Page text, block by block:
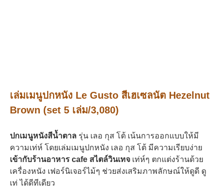
เล่มเมนูปกหนัง Le Gusto สีเฮเซลนัต Hezelnut
Brown (set 5 เล่ม/3,080)
ปกเมนูหนังสีน้ำตาล รุ่น เลอ กุส โต้ เน้นการออกแบบให้มี
ความเท่ห์ โดยเล่มเมนูปกหนัง เลอ กุส โต้ มีความเรียบง่าย
เข้ากับร้านอาหาร cafe สไตล์วินเทจ เท่ห์ๆ ตกแต่งร้านด้วย
เครื่องหนัง เฟอร์นิเจอร์ไม้ๆ ช่วยส่งเสริมภาพลักษณ์ให้ดูดี ดู
เท่ ได้ดีทีเดียว